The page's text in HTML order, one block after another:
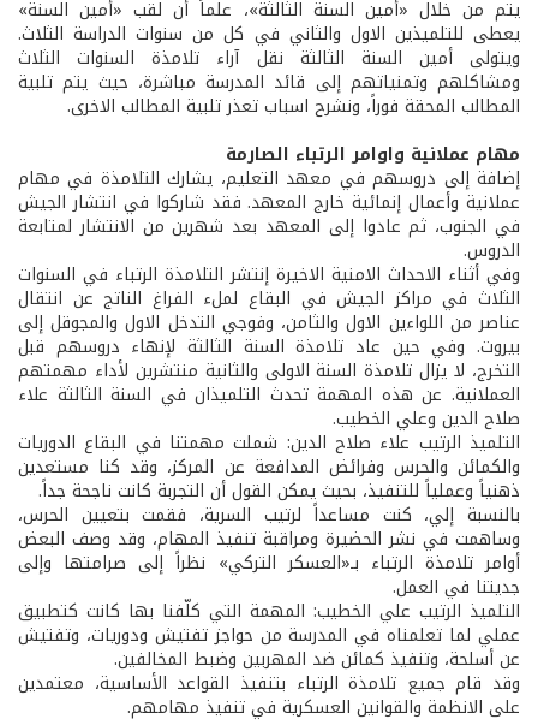
يتم من خلال «أمين السنة الثالثة»، علماً أن لقب «أمين السنة»
يعطى للتلميذين الاول والثاني في كل من سنوات الدراسة الثلاث.
ويتولى أمين السنة الثالثة نقل آراء تلامذة السنوات الثلاث
ومشاكلهم وتمنياتهم إلى قائد المدرسة مباشرة، حيث يتم تلبية
المطالب المحقة فوراً، ونشرح اسباب تعذر تلبية المطالب الاخرى.
مهام عملانية واوامر الرتباء الصارمة
إضافة إلى دروسهم في معهد التعليم، يشارك التلامذة في مهام
عملانية وأعمال إنمائية خارج المعهد. فقد شاركوا في انتشار الجيش
في الجنوب، ثم عادوا إلى المعهد بعد شهرين من الانتشار لمتابعة
الدروس.
وفي أثناء الاحداث الامنية الاخيرة إنتشر التلامذة الرتباء في السنوات
الثلاث في مراكز الجيش في البقاع لملء الفراغ الناتج عن انتقال
عناصر من اللواءين الاول والثامن، وفوجي التدخل الاول والمجوقل إلى
بيروت. وفي حين عاد تلامذة السنة الثالثة لإنهاء دروسهم قبل
التخرج، لا يزال تلامذة السنة الاولى والثانية منتشرين لأداء مهمتهم
العملانية. عن هذه المهمة تحدث التلميذان في السنة الثالثة علاء
صلاح الدين وعلي الخطيب.
التلميذ الرتيب علاء صلاح الدين: شملت مهمتنا في البقاع الدوريات
والكمائن والحرس وفرائض المدافعة عن المركز، وقد كنا مستعدين
ذهنياً وعملياً للتنفيذ، بحيث يمكن القول أن التجربة كانت ناجحة جداً.
بالنسبة إلي، كنت مساعداً لرتيب السرية، فقمت بتعيين الحرس،
وساهمت في نشر الحضيرة ومراقبة تنفيذ المهام، وقد وصف البعض
أوامر تلامذة الرتباء بـ«العسكر التركي» نظراً إلى صرامتها وإلى
جديتنا في العمل.
التلميذ الرتيب علي الخطيب: المهمة التي كلّفنا بها كانت كتطبيق
عملي لما تعلمناه في المدرسة من حواجز تفتيش ودوريات، وتفتيش
عن أسلحة، وتنفيذ كمائن ضد المهربين وضبط المخالفين.
وقد قام جميع تلامذة الرتباء بتنفيذ القواعد الأساسية، معتمدين
على الانظمة والقوانين العسكرية في تنفيذ مهامهم.